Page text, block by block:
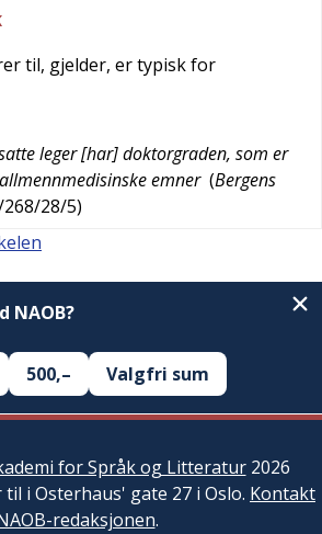
til, gjelder, er typisk for
leger [har] doktorgraden, som er
emner (Bergens
268/28/5)
NAOB?
500,– Valgfri sum
for Språk og Litteratur2026
til i Osterhaus' gate 27 i Oslo. Kontakt
redaksjonen.